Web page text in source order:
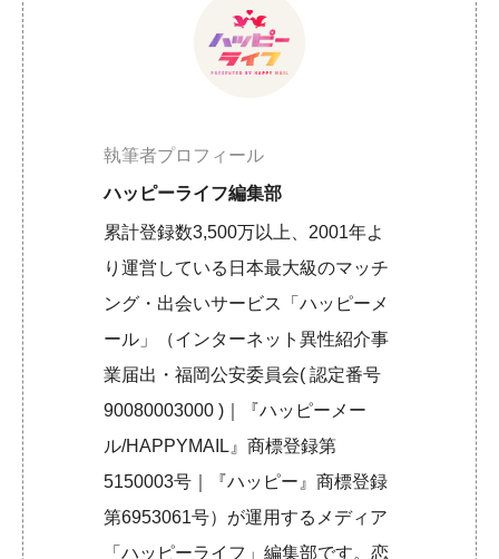
執筆者プロフィール
ハッピーライフ編集部
累計登録数3,500万以上、2001年よ
り運営している日本最大級のマッチ
ング・出会いサービス「ハッピーメ
ール」（インターネット異性紹介事
業届出・福岡公安委員会( 認定番号
90080003000 )｜『ハッピーメー
ル/HAPPYMAIL』商標登録第
5150003号｜『ハッピー』商標登録
第6953061号）が運用するメディア
「ハッピーライフ」編集部です。恋